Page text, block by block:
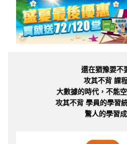
還在猶豫要不
攻其不背 課
大數據的時代，不能
攻其不背 學員的學習
驚人的學習成